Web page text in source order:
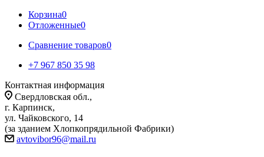
Корзина0
Отложенные0
Сравнение товаров0
+7 967 850 35 98
Контактная информация
Свердловская обл.,
г. Карпинск,
ул. Чайковского, 14
(за зданием Хлопкопрядильной Фабрики)
avtovibor96@mail.ru